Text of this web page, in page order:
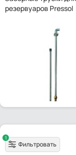
резервуаров Pressol
1
Фильтровать